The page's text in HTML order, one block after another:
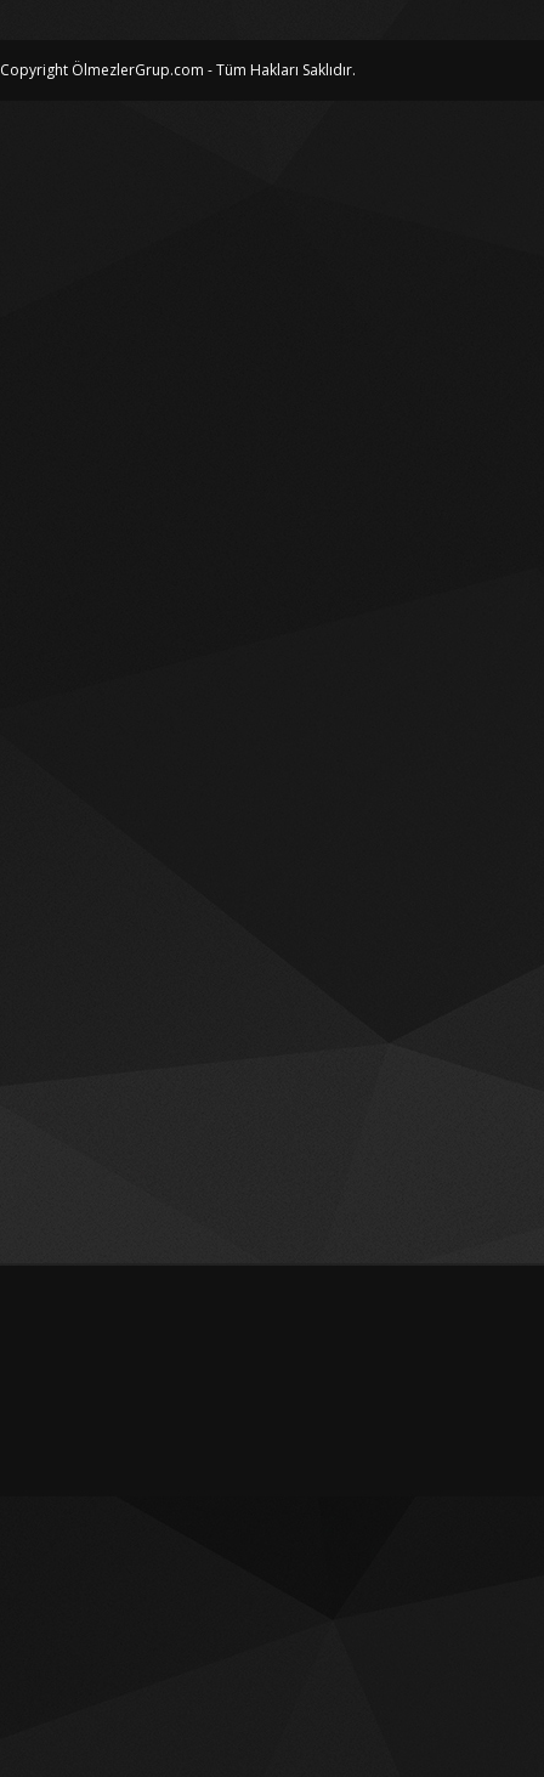
Copyright ÖlmezlerGrup.com - Tüm Hakları Saklıdır.